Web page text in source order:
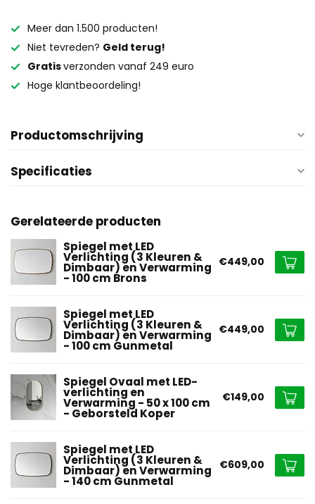
Meer dan 1.500 producten!
Niet tevreden? Geld terug!
Gratisverzonden vanaf 249 euro
Hoge klantbeoordeling!
Productomschrijving
Specificaties
Gerelateerde producten
Spiegel met LED
Verlichting (3 Kleuren &
Dimbaar) en Verwarming
- 100 cm Brons
€449,00
Spiegel met LED
Verlichting (3 Kleuren &
Dimbaar) en Verwarming
- 100 cm Gunmetal
€449,00
Spiegel Ovaal met LED-
verlichting en
Verwarming - 50 x 100 cm
- Geborsteld Koper
€149,00
Spiegel met LED
Verlichting (3 Kleuren &
Dimbaar) en Verwarming
- 140 cm Gunmetal
€609,00